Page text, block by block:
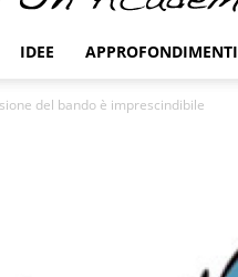
IDEE APPROFONDIMENTI
del bando è imprescindibile